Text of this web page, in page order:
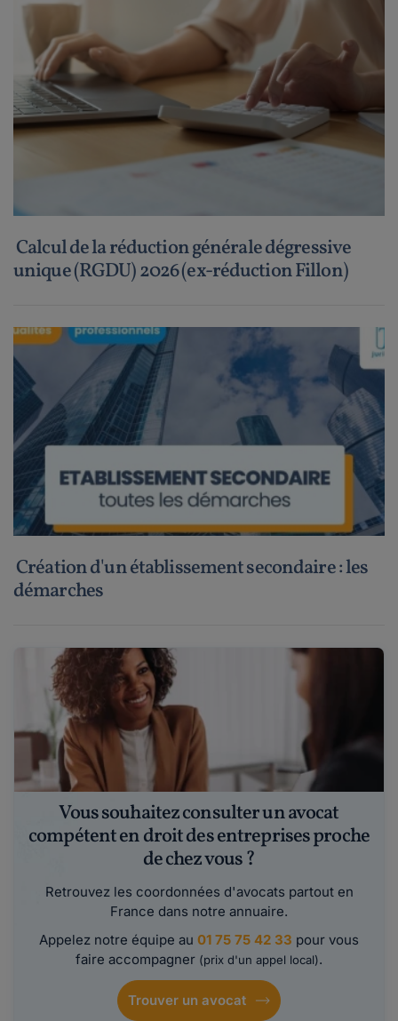
Calcul de la réduction générale dégressive
unique (RGDU) 2026 (ex-réduction Fillon)
Création d'un établissement secondaire : les
démarches
Vous souhaitez consulter un avocat
compétent en droit des entreprises proche
de chez vous ?
Retrouvez les coordonnées d'avocats partout en
France dans notre annuaire.
Appelez notre équipe au 01 75 75 42 33 pour vous
faire accompagner (prix d'un appel local).
Trouver un avocat